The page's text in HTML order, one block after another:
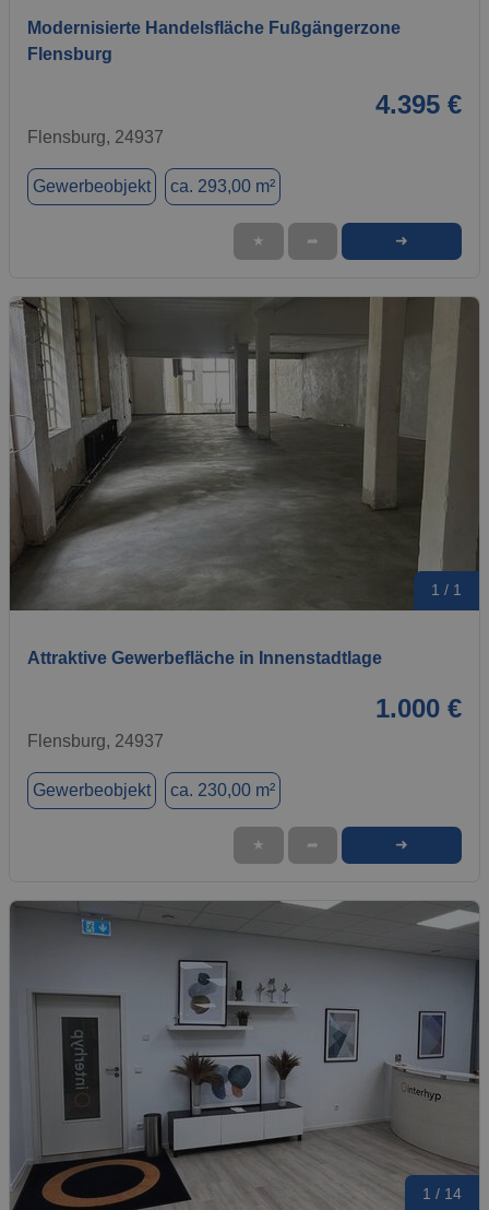
Modernisierte Handelsfläche Fußgängerzone
Flensburg
4.395 €
Flensburg, 24937
Gewerbeobjekt ca. 293,00 m²
★ ➦ ➜
1 / 1
Attraktive Gewerbefläche in Innenstadtlage
1.000 €
Flensburg, 24937
Gewerbeobjekt ca. 230,00 m²
★ ➦ ➜
1 / 14